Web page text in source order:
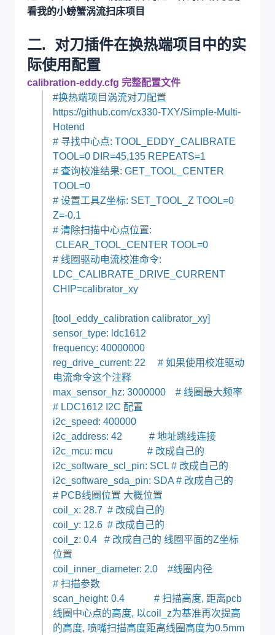
看我的小螃蟹涡流扫床项目
二. 对刀插件在换热端项目中的实
际使用 配置
calibration-eddy.cfg 完整配置文件
#换热端项目涡流对刀配置
https://github.com/cx330-TXY/Simple-Multi-
Hotend
# 寻找中心点: TOOL_EDDY_CALIBRATE
TOOL=0 DIR=45,135 REPEATS=1
# 查询校准结果: GET_TOOL_CENTER
TOOL=0
# 设置工具Z坐标: SET_TOOL_Z TOOL=0
Z=-0.1
# 清除扫描中心点位置:
CLEAR_TOOL_CENTER TOOL=0
# 线圈驱动电流校准命令:
LDC_CALIBRATE_DRIVE_CURRENT
CHIP=calibrator_xy
[tool_eddy_calibration calibrator_xy]
sensor_type: ldc1612
frequency: 40000000
reg_drive_current: 22 # 如果使用校准驱动
电流命令这个注释
max_sensor_hz: 3000000 # 线圈最大频率
# LDC1612 I2C 配置
i2c_speed: 400000
i2c_address: 42 # 地址跳线连接
i2c_mcu: mcu # 改成自己的
i2c_software_scl_pin: SCL # 改成自己的
i2c_software_sda_pin: SDA # 改成自己的
# PCB线圈位置 大概位置
coil_x: 28.7 # 改成自己的
coil_y: 12.6 # 改成自己的
coil_z: 0.4 # 改成自己的 线圈平面的Z坐标
位置
coil_inner_diameter: 2.0 #线圈内径
# 扫描参数
scan_height: 0.4 # 扫描高度, 距离pcb
线圈中心点的高度, 以coil_z为基准再次提高
的高度, 喷嘴扫描高度距离线圈高度为0.5mm